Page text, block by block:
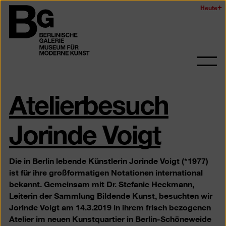
Zum
Seiteninhalt
springen
Berlinischen
Galerie
Heute
Atelierbesuch
Jorinde Voigt
Die in Berlin lebende Künstlerin Jorinde Voigt (*1977)
ist für ihre großformatigen Notationen international
bekannt. Gemeinsam mit Dr. Stefanie Heckmann,
Leiterin der Sammlung Bildende Kunst, besuchten wir
Jorinde Voigt am 14.3.2019 in ihrem frisch bezogenen
Atelier im neuen Kunstquartier in Berlin-Schöneweide